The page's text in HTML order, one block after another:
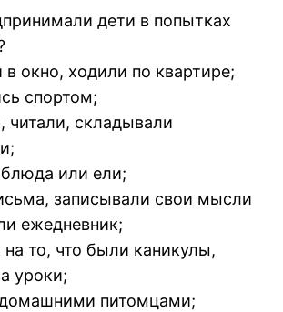
дети в попытках
окно, ходили по квартире;
спортом;
читали, складывали
или ели;
записывали свои мысли
ежедневник;
то, что были каникулы,
уроки;
питомцами;